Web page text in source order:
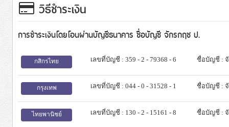
วิธีชำระเงิน
การชำระเงินโดยโอนผ่านบัญชีธนาคาร ชื่อบัญชี จักรกฤช ป.
กสิกรไทย เลขที่บัญชี : 359 - 2 - 79368 - 6 ชื่อบัญชี :
กรุงเทพ เลขที่บัญชี : 044 - 0 - 31528 - 1 ชื่อบัญชี :
ไทยพานิชย์ เลขที่บัญชี : 130 - 2 - 15161 - 8 ชื่อบัญชี :